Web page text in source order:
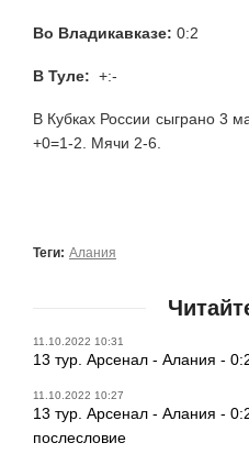
Во Владикавказе: 0:2
В Туле: +:-
В Кубках России сыграно 3
+0=1-2. Мячи 2-6.
Теги: Алания
11.10.2022 10:31
13 тур. Арсенал - Алания -
11.10.2022 10:27
13 тур. Арсенал - Алания -
послесловие